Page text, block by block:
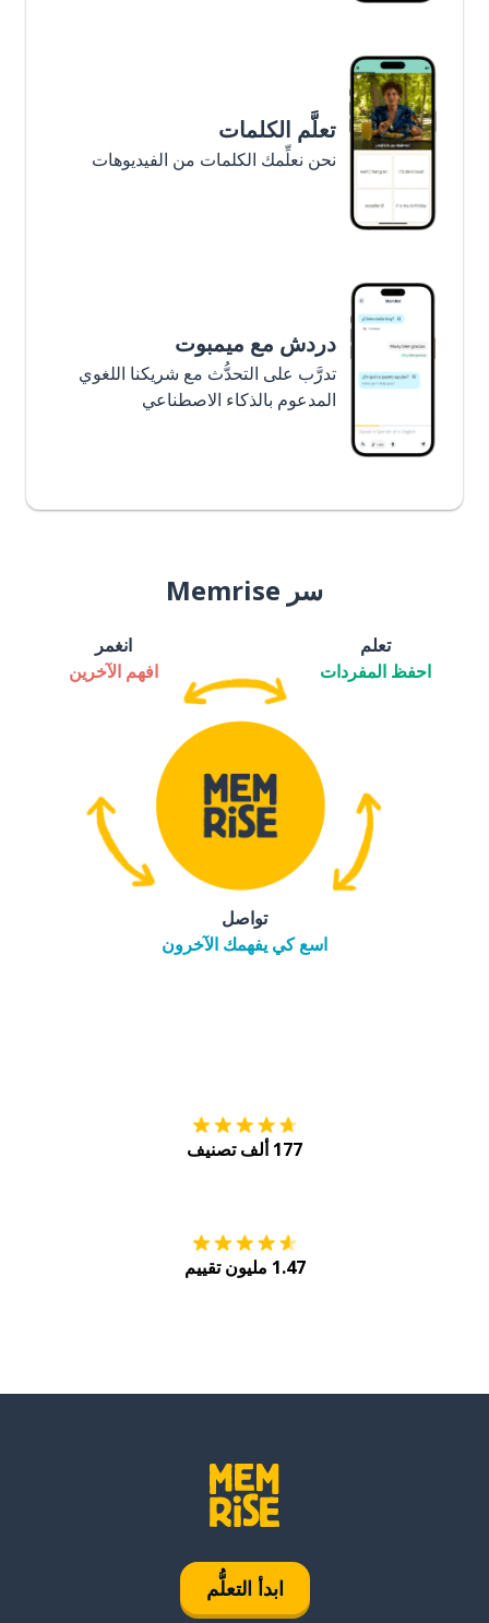
تعلَّم الكلمات
نحن نعلِّمك الكلمات من الفيديوهات
دردش مع ميمبوت
تدرَّب على التحدُّث مع شريكنا اللغوي
المدعوم بالذكاء الاصطناعي
سر Memrise
تعلم
احفظ المفردات
انغمر
افهم الآخرين
تواصل
اسع كي يفهمك الآخرون
177 ألف تصنيف
1.47 مليون تقييم
ابدأ التعلُّم